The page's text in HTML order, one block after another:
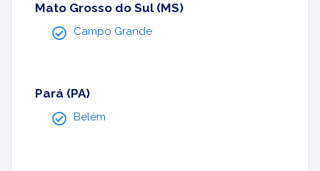
Mato Grosso do Sul (MS)
Campo Grande
Pará (PA)
Belém